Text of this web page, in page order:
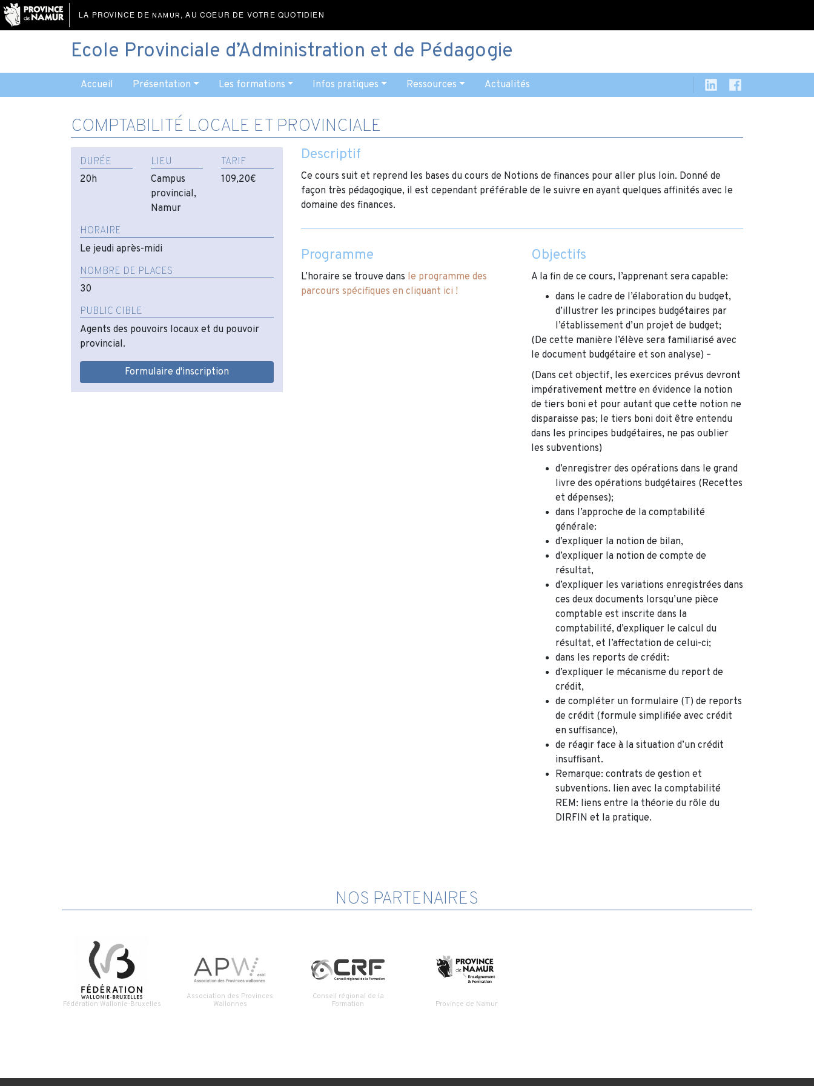
LA PROVINCE DE NAMUR, AU COEUR DE VOTRE QUOTIDIEN
Ecole Provinciale d’Administration et de Pédagogie
Accueil Présentation Les formations Infos pratiques Ressources Actualités
COMPTABILITÉ LOCALE ET PROVINCIALE
DURÉE
20h
LIEU
Campus
provincial,
Namur
TARIF
109,20€
HORAIRE
Le jeudi après-midi
NOMBRE DE PLACES
30
PUBLIC CIBLE
Agents des pouvoirs locaux et du pouvoir
provincial.
Formulaire d'inscription
Descriptif
Ce cours suit et reprend les bases du cours de Notions de finances pour aller plus loin. Donné de
façon très pédagogique, il est cependant préférable de le suivre en ayant quelques affinités avec le
domaine des finances.
Programme
L’horaire se trouve dans le programme des
parcours spécifiques en cliquant ici !
Objectifs
A la fin de ce cours, l’apprenant sera capable:
dans le cadre de l’élaboration du budget,
d’illustrer les principes budgétaires par
l’établissement d’un projet de budget;
(De cette manière l’élève sera familiarisé avec
le document budgétaire et son analyse) –
(Dans cet objectif, les exercices prévus devront
impérativement mettre en évidence la notion
de tiers boni et pour autant que cette notion ne
disparaisse pas; le tiers boni doit être entendu
dans les principes budgétaires, ne pas oublier
les subventions)
d’enregistrer des opérations dans le grand
livre des opérations budgétaires (Recettes
et dépenses);
dans l’approche de la comptabilité
générale:
d’expliquer la notion de bilan,
d’expliquer la notion de compte de
résultat,
d’expliquer les variations enregistrées dans
ces deux documents lorsqu’une pièce
comptable est inscrite dans la
comptabilité, d’expliquer le calcul du
résultat, et l’affectation de celui-ci;
dans les reports de crédit:
d’expliquer le mécanisme du report de
crédit,
de compléter un formulaire (T) de reports
de crédit (formule simplifiée avec crédit
en suffisance),
de réagir face à la situation d’un crédit
insuffisant.
Remarque: contrats de gestion et
subventions. lien avec la comptabilité
REM: liens entre la théorie du rôle du
DIRFIN et la pratique.
NOS PARTENAIRES
Fédération Wallonie-Bruxelles
Association des Provinces
Wallonnes
Conseil régional de la
Formation
Province de Namur